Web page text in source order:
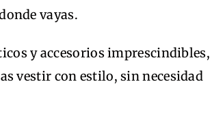
vayas.
y accesorios imprescindibles,
vestir con estilo, sin necesidad